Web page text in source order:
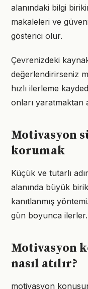
alanındaki bilgi
makaleleri ve
gösterici olur.
Çevrenizdeki
değerlendirirseniz
hızlı ilerleme
onları yaratmaktan
Motivasyon
korumak
Küçük ve tutarlı
alanında büyük
kanıtlanmış
gün boyunca ilerler.
Motivasyon
nasıl atılır?
motivasyon